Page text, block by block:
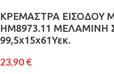
ΚΡΕΜΑΣΤΡΑ ΕΙΣΟΔΟΥ
HM8973.11 ΜΕΛΑΜΙΝΗ
99,5x15x61Υεκ.
23,90€